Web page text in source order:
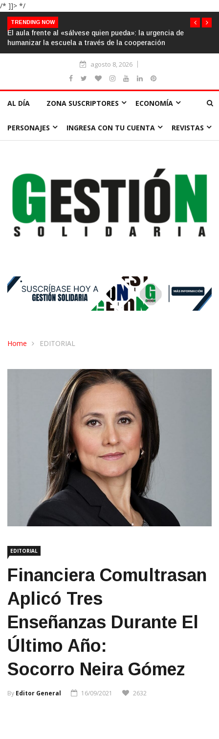
/* ]]> */
TRENDING NOW
El aula frente al «sálvese quien pueda»: la urgencia de
humanizar la escuela a través de la cooperación
agosto 8, 2026
AL DÍA ZONA SUSCRIPTORES ECONOMÍA
PERSONAJES INGRESA CON TU CUENTA REVISTAS
Home EDITORIAL
EDITORIAL
Financiera Comultrasan
Aplicó Tres
Enseñanzas Durante El
Último Año:
Socorro Neira Gómez
By Editor General 16/09/2021 2632